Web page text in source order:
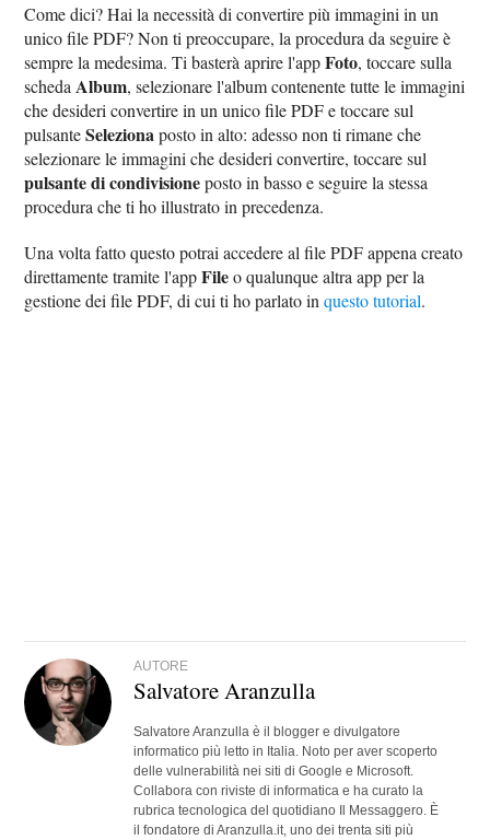
Come dici? Hai la necessità di convertire più immagini in un
unico file PDF? Non ti preoccupare, la procedura da seguire è
sempre la medesima. Ti basterà aprire l'appFoto, toccare sulla
scheda Album, selezionare l'album contenente tutte le immagini
che desideri convertire in un unico file PDF e toccare sul
pulsanteSelezionaposto in alto: adesso non ti rimane che
selezionare le immagini che desideri convertire, toccare sul
pulsante di condivisioneposto in basso e seguire la stessa
procedura che ti ho illustrato in precedenza.
Una volta fatto questo potrai accedere al file PDF appena creato
direttamente tramite l'appFileo qualunque altra app per la
gestione dei file PDF, di cui ti ho parlato inquesto tutorial.
AUTORE
Salvatore Aranzulla
Salvatore Aranzulla è il blogger e divulgatore
informatico più letto in Italia. Noto per aver scoperto
delle vulnerabilità nei siti di Google e Microsoft.
Collabora con riviste di informatica e ha curato la
rubrica tecnologica del quotidiano Il Messaggero. È
il fondatore di Aranzulla.it, uno dei trenta siti più